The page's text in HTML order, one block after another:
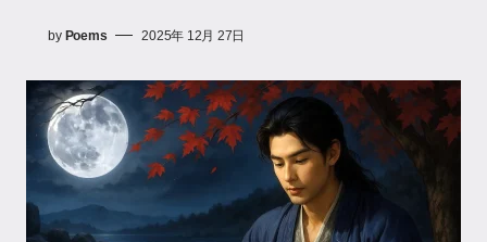
by Poems 2025年 12月 27日